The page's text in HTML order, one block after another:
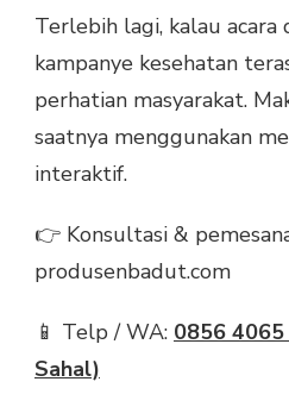
Terlebih lagi, kalau acara
kampanye kesehatan
perhatian masyarakat.
saatnya menggunakan
interaktif.
👉 Konsultasi &
produsenbadut.com
📱 Telp / WA: 0856 4065
Sahal)